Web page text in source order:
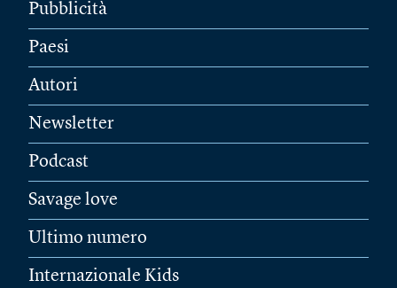
Pubblicità
Paesi
Autori
Newsletter
Podcast
Savage love
Ultimo numero
Internazionale Kids